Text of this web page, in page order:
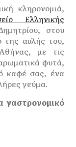
κληρονομιά,
Ελληνικής
στου
της αυλής του,
με τις
φυτά,
καφέ σας, ένα
γεύμα.
γαστρονομικό